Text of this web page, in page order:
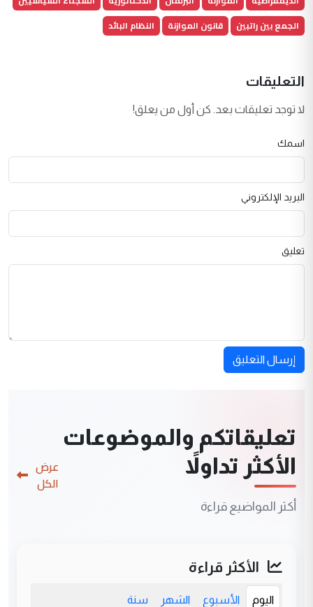
الجمع بين راتبين
قانون الموازنة النظام البائد
التعليقات
لا توجد تعليقات بعد. كن أول من يعلق!
اسمك
البريد الإلكتروني
تعليق
إرسال التعليق
تعليقاتكم والموضوعات
الأكثر تداولاً
أكثر المواضيع قراءة
عرض
الكل
الأكثر قراءة
اليوم الأسبوع الشهر سنة